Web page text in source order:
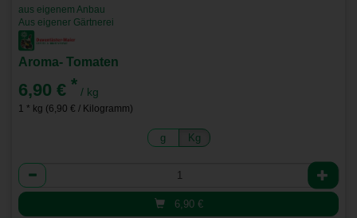
aus eigenem Anbau
Aus eigener Gärtnerei
Aroma- Tomaten
6,90 € * / kg
1 * kg (6,90 € / Kilogramm)
g Kg
Anzahl
6,90 €